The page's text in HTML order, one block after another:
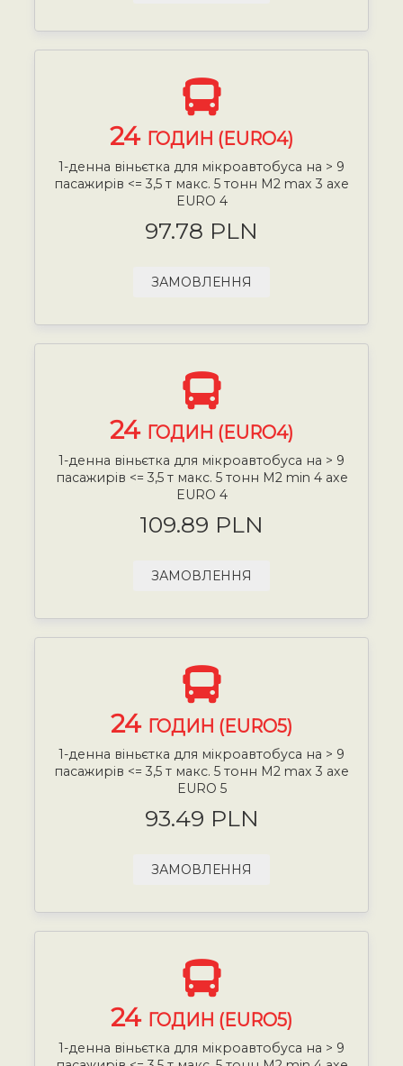
24 ГОДИН (EURO4)
1-денна віньєтка для мікроавтобуса на > 9
пасажирів <= 3,5 т макс. 5 тонн М2 max 3 axe
EURO 4
97.78 PLN
ЗАМОВЛЕННЯ
24 ГОДИН (EURO4)
1-денна віньєтка для мікроавтобуса на > 9
пасажирів <= 3,5 т макс. 5 тонн М2 min 4 axe
EURO 4
109.89 PLN
ЗАМОВЛЕННЯ
24 ГОДИН (EURO5)
1-денна віньєтка для мікроавтобуса на > 9
пасажирів <= 3,5 т макс. 5 тонн М2 max 3 axe
EURO 5
93.49 PLN
ЗАМОВЛЕННЯ
24 ГОДИН (EURO5)
1-денна віньєтка для мікроавтобуса на > 9